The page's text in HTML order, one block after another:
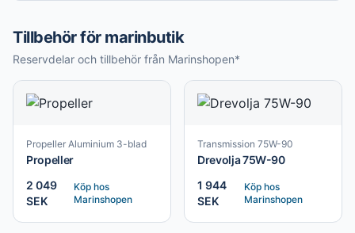
Tillbehör för marinbutik
Reservdelar och tillbehör från Marinshopen*
Propeller Aluminium 3-blad
Propeller
2 049
SEK
Köp hos
Marinshopen
Transmission 75W-90
Drevolja 75W-90
1 944
SEK
Köp hos
Marinshopen